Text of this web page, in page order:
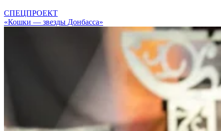
СПЕЦПРОЕКТ
«Кошки — звезды Донбасса»